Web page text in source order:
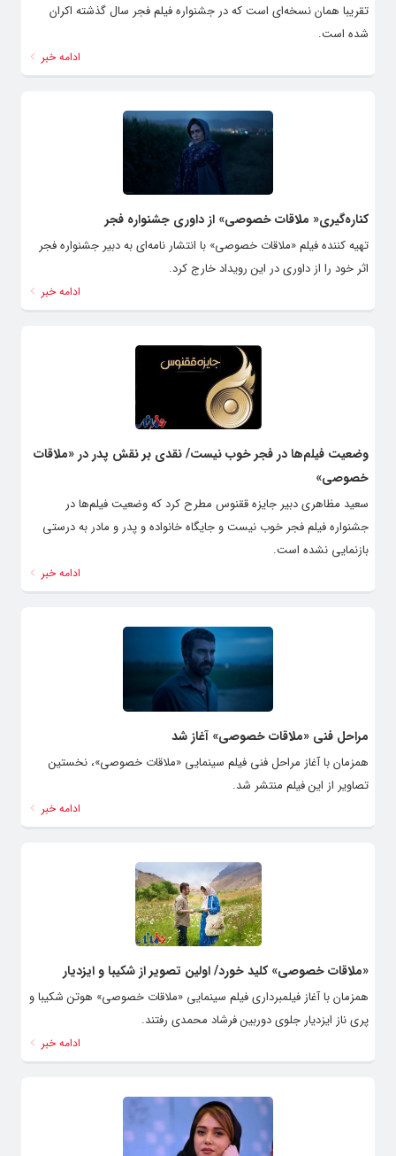
تقریبا همان نسخه‌ای است که در جشنواره فیلم فجر سال گذشته اکران
شده است.
ادامه خبر
کناره‌گیری« ملاقات خصوصی» از داوری جشنواره فجر
تهیه کننده فیلم «ملاقات خصوصی» با انتشار نامه‌ای به دبیر جشنواره فجر
اثر خود را از داوری در این رویداد خارج کرد.
ادامه خبر
وضعیت فیلم‌ها در فجر خوب نیست/ نقدی بر نقش پدر در «ملاقات
خصوصی»
سعید مظاهری دبیر جایزه ققنوس مطرح کرد که وضعیت فیلم‌ها در
جشنواره فیلم فجر خوب نیست و جایگاه خانواده و پدر و مادر به درستی
بازنمایی نشده است.
ادامه خبر
مراحل فنی «ملاقات خصوصی» آغاز شد
همزمان با آغاز مراحل فنی فیلم سینمایی «ملاقات خصوصی»، نخستین
تصاویر از این فیلم منتشر شد.
ادامه خبر
«ملاقات خصوصی» کلید خورد/ اولین تصویر از شکیبا و ایزدیار
همزمان با آغاز فیلمبرداری فیلم سینمایی «ملاقات خصوصی» هوتن شکیبا و
پری ناز ایزدیار جلوی دوربین فرشاد محمدی رفتند.
ادامه خبر